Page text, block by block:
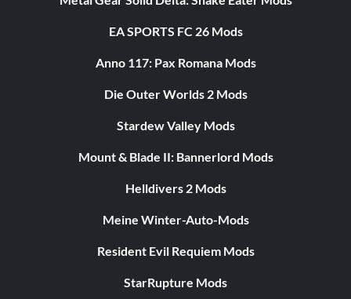
EA SPORTS FC 26 Mods
Anno 117: Pax Romana Mods
Die Outer Worlds 2 Mods
Stardew Valley Mods
Mount & Blade II: Bannerlord Mods
Helldivers 2 Mods
Meine Winter-Auto-Mods
Resident Evil Requiem Mods
StarRupture Mods